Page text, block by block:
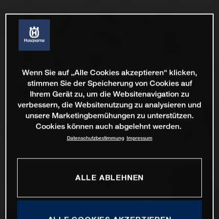
Wenn Sie auf „Alle Cookies akzeptieren“ klicken,
stimmen Sie der Speicherung von Cookies auf
Ihrem Gerät zu, um die Websitenavigation zu
verbessern, die Websitenutzung zu analysieren und
unsere Marketingbemühungen zu unterstützen.
Cookies können auch abgelehnt werden.
Datenschutzbestimmung Impressum
ALLE ABLEHNEN